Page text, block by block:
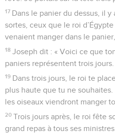
17 Dans le panier du dessus, il
sortes, ceux que le roi
venaient manger dans le
18 Joseph dit : « Voici ce que
paniers représentent trois jours.
19 Dans trois jours, le roi te
plus haute que tu ne
les oiseaux viendront manger
20 Trois jours après, le roi fête
grand repas à tous ses